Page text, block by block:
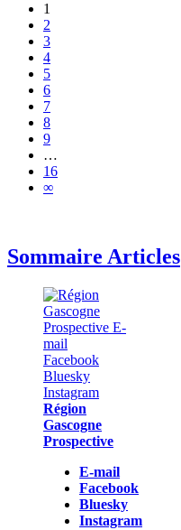
1
2
3
4
5
6
7
8
9
…
16
∞
Sommaire Articles
Région
Gascogne
Prospective
E-mail
Facebook
Bluesky
Instagram